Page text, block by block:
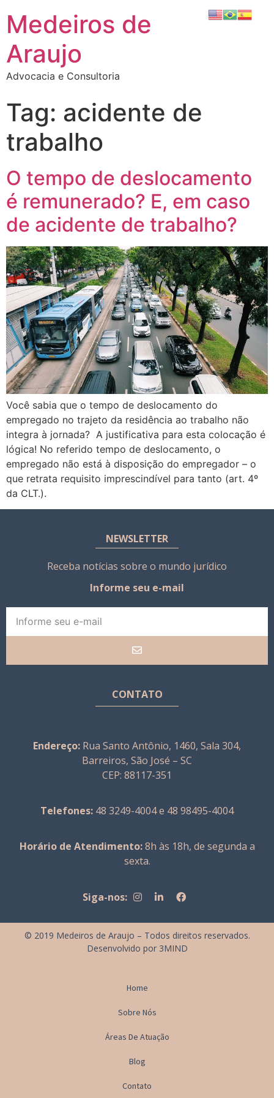
Medeiros de
Araujo
Advocacia e Consultoria
Tag: acidente de
trabalho
O tempo de deslocamento
é remunerado? E, em caso
de acidente de trabalho?
Você sabia que o tempo de deslocamento do
empregado no trajeto da residência ao trabalho não
integra à jornada? A justificativa para esta colocação é
lógica! No referido tempo de deslocamento, o
empregado não está à disposição do empregador – o
que retrata requisito imprescindível para tanto (art. 4º
da CLT.).
NEWSLETTER
Receba notícias sobre o mundo jurídico
Informe seu e-mail
CONTATO
Endereço: Rua Santo Antônio, 1460, Sala 304,
Barreiros, São José – SC
CEP: 88117-351
Telefones: 48 3249-4004 e 48 98495-4004
Horário de Atendimento:8h às 18h, de segunda a
sexta.
Siga-nos:
© 2019 Medeiros de Araujo – Todos direitos reservados.
Desenvolvido por 3MIND
Home
Sobre Nós
Áreas De Atuação
Blog
Contato